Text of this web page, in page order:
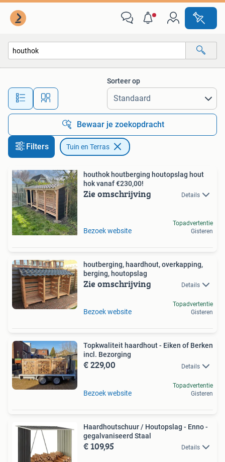
Alle afstanden…
Sorteer op
Bewaar je zoekopdracht
Filters Tuin en Terras
houthok houtberging houtopslag hout
hok vanaf €230,00!
Zie omschrijving Details
Bezoek website
Topadvertentie
Gisteren
houtberging, haardhout, overkapping,
berging, houtopslag
Zie omschrijving Details
Bezoek website
Topadvertentie
Gisteren
Topkwaliteit haardhout - Eiken of Berken
incl. Bezorging
€ 229,00 Details
Bezoek website
Topadvertentie
Gisteren
Haardhoutschuur / Houtopslag - Enno -
gegalvaniseerd Staal
€ 109,95 Details